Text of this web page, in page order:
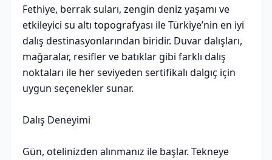
Fethiye, berrak suları, zengin deniz yaşamı ve
etkileyici su altı topografyası ile Türkiye’nin en iyi
dalış destinasyonlarından biridir. Duvar dalışları,
mağaralar, resifler ve batıklar gibi farklı dalış
noktaları ile her seviyeden sertifikalı dalgıç için
uygun seçenekler sunar.
Dalış Deneyimi
Gün, otelinizden alınmanız ile başlar. Tekneye